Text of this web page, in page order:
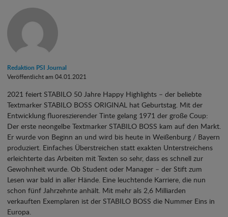
Redaktion PSI Journal
Veröffentlicht am 04.01.2021
2021 feiert STABILO 50 Jahre Happy Highlights – der beliebte
Textmarker STABILO BOSS ORIGINAL hat Geburtstag. Mit der
Entwicklung fluoreszierender Tinte gelang 1971 der große Coup:
Der erste neongelbe Textmarker STABILO BOSS kam auf den Markt.
Er wurde von Beginn an und wird bis heute in Weißenburg / Bayern
produziert. Einfaches Überstreichen statt exakten Unterstreichens
erleichterte das Arbeiten mit Texten so sehr, dass es schnell zur
Gewohnheit wurde. Ob Student oder Manager – der Stift zum
Lesen war bald in aller Hände. Eine leuchtende Karriere, die nun
schon fünf Jahrzehnte anhält. Mit mehr als 2,6 Milliarden
verkauften Exemplaren ist der STABILO BOSS die Nummer Eins in
Europa.